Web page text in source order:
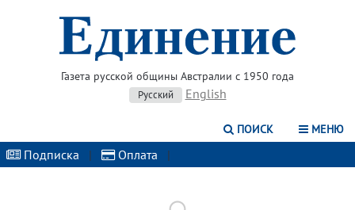
Газета русской общины Австралии с 1950 года
Русский English
ПОИСК МЕНЮ
Подписка | Оплата |